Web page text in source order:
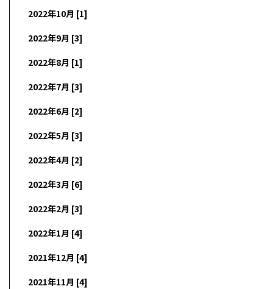
2022年10月 [1]
2022年9月 [3]
2022年8月 [1]
2022年7月 [3]
2022年6月 [2]
2022年5月 [3]
2022年4月 [2]
2022年3月 [6]
2022年2月 [3]
2022年1月 [4]
2021年12月 [4]
2021年11月 [4]